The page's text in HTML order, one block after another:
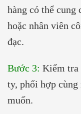
hàng có thể cung
hoặc nhân viên
đạc.
Bước 3: Kiểm tra
ty, phối hợp cùng
muốn.